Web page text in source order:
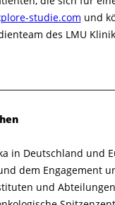
studie.com und
des LMU
in Deutschland und
dem Engagement
und